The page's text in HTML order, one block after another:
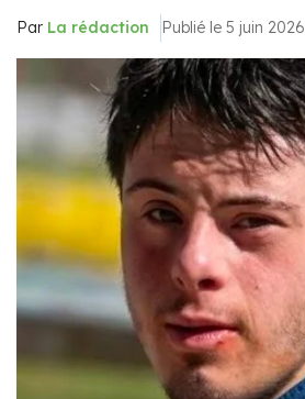
Par La rédaction Publié le 5 juin 2026